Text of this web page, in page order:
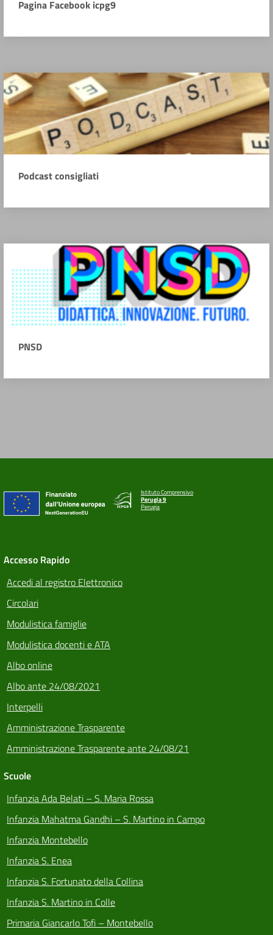
Pagina Facebook icpg9
Podcast consigliati
PNSD
Istituto Comprensivo
Perugia 9
Perugia
Accesso Rapido
Accedi al registro Elettronico
Circolari
Modulistica famiglie
Modulistica docenti e ATA
Albo online
Albo ante 24/08/2021
Interpelli
Amministrazione Trasparente
Amministrazione Trasparente ante 24/08/21
Scuole
Infanzia Ada Belati – S. Maria Rossa
Infanzia Mahatma Gandhi – S. Martino in Campo
Infanzia Montebello
Infanzia S. Enea
Infanzia S. Fortunato della Collina
Infanzia S. Martino in Colle
Primaria Giancarlo Tofi – Montebello